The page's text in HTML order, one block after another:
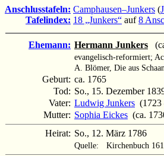
Anschlusstafeln: Camphausen–Junkers (
Tafelindex: 18 „Junkers“ auf8
Ehemann: Hermann Junkers
evangelisch-reformiert;
A. Blömer, Die aus
Geburt: ca. 1765
Tod: So., 15. Dezember
Vater: Ludwig Junkers (1723
Mutter: Sophia Eickes (ca.
Heirat: So., 12. März 1786
Quelle: Kirchenbuch